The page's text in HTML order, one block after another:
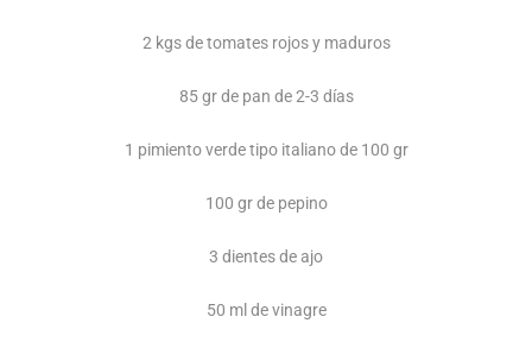
2 kgs de tomates rojos y maduros
85 gr de pan de 2-3 días
1 pimiento verde tipo italiano de 100 gr
100 gr de pepino
3 dientes de ajo
50 ml de vinagre